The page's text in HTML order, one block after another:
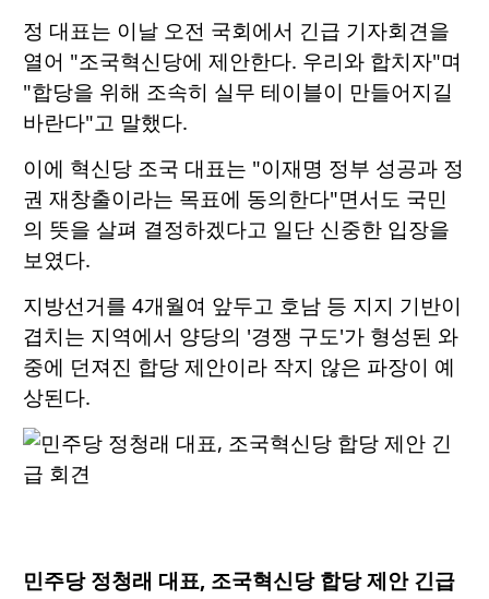
정 대표는 이날 오전 국회에서 긴급 기자회견을
열어 "조국혁신당에 제안한다. 우리와 합치자"며
"합당을 위해 조속히 실무 테이블이 만들어지길
바란다"고 말했다.
이에 혁신당 조국 대표는 "이재명 정부 성공과 정
권 재창출이라는 목표에 동의한다"면서도 국민
의 뜻을 살펴 결정하겠다고 일단 신중한 입장을
보였다.
지방선거를 4개월여 앞두고 호남 등 지지 기반이
겹치는 지역에서 양당의 '경쟁 구도'가 형성된 와
중에 던져진 합당 제안이라 작지 않은 파장이 예
상된다.
민주당 정청래 대표, 조국혁신당 합당 제안 긴급